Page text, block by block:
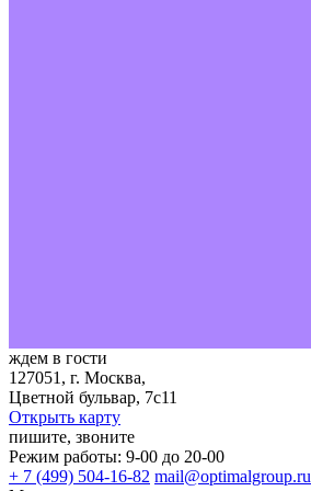
ждем в гости
127051, г. Москва,
Цветной бульвар, 7с11
Открыть карту
пишите, звоните
Режим работы: 9-00 до 20-00
+ 7 (499) 504-16-82 mail@optimalgroup.ru